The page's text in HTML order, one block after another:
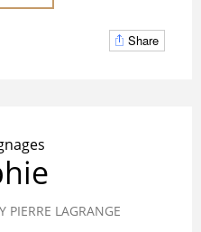
Share
PIERRE LAGRANGE